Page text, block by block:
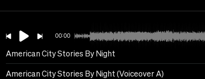
00:00
American City Stories By Night
American City Stories By Night (Voiceover A)